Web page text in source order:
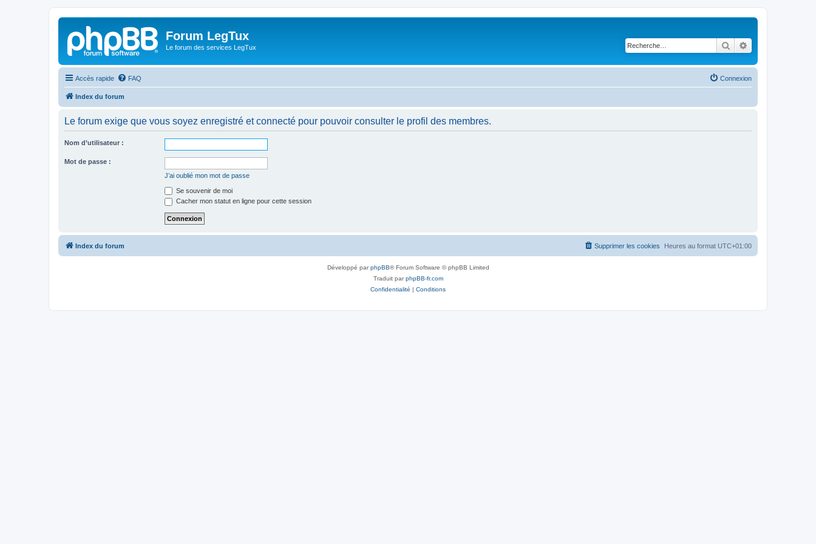
Forum LegTux
Le forum des services LegTux Rechercher
Accès rapide FAQ Connexion
Index du forum
Le forum exige que vous soyez enregistré et connecté pour pouvoir consulter le profil des membres.
Nom d’utilisateur :
Mot de passe :
J’ai oublié mon mot de passe
Se souvenir de moi
Cacher mon statut en ligne pour cette session
Index du forum Heures au format UTC+01:00
Supprimer les cookies
Développé parphpBB® Forum Software © phpBB Limited
Traduit parphpBB-fr.com
Confidentialité | Conditions